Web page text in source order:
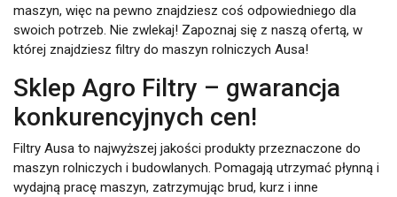
maszyn, więc na pewno znajdziesz coś odpowiedniego dla
swoich potrzeb. Nie zwlekaj! Zapoznaj się z naszą ofertą, w
której znajdziesz filtry do maszyn rolniczych Ausa!
Sklep Agro Filtry – gwarancja
konkurencyjnych cen!
Filtry Ausa to najwyższej jakości produkty przeznaczone do
maszyn rolniczych i budowlanych. Pomagają utrzymać płynną i
wydajną pracę maszyn, zatrzymując brud, kurz i inne